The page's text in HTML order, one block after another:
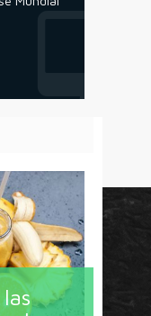
estrategias,
en México
imprescindible